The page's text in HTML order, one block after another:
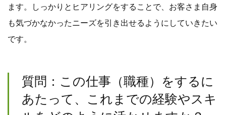
ます。しっかりとヒアリングをすることで、お客さま自身
も気づかなかったニーズを引き出せるようにしていきたい
です。
質問：この仕事（職種）をするに
あたって、これまでの経験やスキ